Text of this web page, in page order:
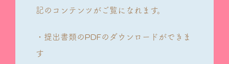
記のコンテンツがご覧になれます。
・提出書類のPDFのダウンロードができま
す